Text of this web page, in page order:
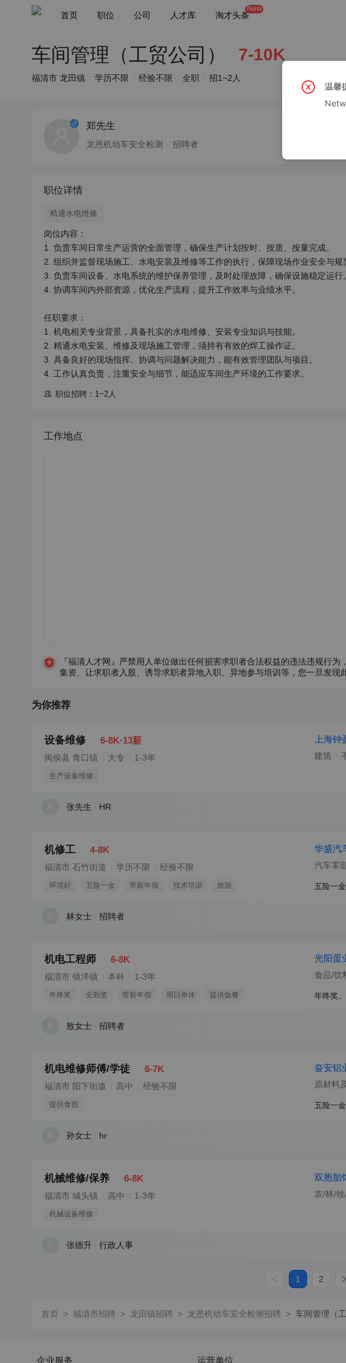
首页 职位 公司 人才库 淘才头条
New
车间管理（工贸公司） 7-10K
福清市 龙田镇 学历不限 经验不限 全职 招1~2人
郑先生
龙恩机动车安全检测 招聘者
职位详情
精通水电维修
岗位内容：
1. 负责车间日常生产运营的全面管理，确保生产计划按时、按质、按量完成。
2. 组织并监督现场施工、水电安装及维修等工作的执行，保障现场作业安全与规
3. 负责车间设备、水电系统的维护保养管理，及时处理故障，确保设施稳定运行。
4. 协调车间内外部资源，优化生产流程，提升工作效率与业绩水平。
任职要求：
1. 机电相关专业背景，具备扎实的水电维修、安装专业知识与技能。
2. 精通水电安装、维修及现场施工管理，须持有有效的焊工操作证。
3. 具备良好的现场指挥、协调与问题解决能力，能有效管理团队与项目。
4. 工作认真负责，注重安全与细节，能适应车间生产环境的工作要求。
职位招聘：1~2人
工作地点
『福清人才网』严禁用人单位做出任何损害求职者合法权益的违法违规行
集资、让求职者入股、诱导求职者异地入职、异地参与培训等，您一旦发现
为你推荐
设备维修 6-8K·13薪
闽侯县 青口镇 大专 1-3年
生产设备维修
上海
建筑
张先生 HR
机修工 4-8K
福清市 石竹街道 学历不限 经验不限
环境好 五险一金 带薪年假 技术培训 旅游
华盛汽
汽车零
五险一
林女士 招聘者
机电工程师 6-8K
福清市 镜洋镇 本科 1-3年
年终奖 全勤奖 带薪年假 周日单休 提供饭餐
光阳蛋
食品/饮
年终奖
敖女士 招聘者
机电维修师傅/学徒 6-7K
福清市 阳下街道 高中 经验不限
提供食宿
奋安铝
原材料
五险一
孙女士 hr
机械维修/保养 6-8K
福清市 城头镇 高中 1-3年
机械设备维修
双胞胎
农/林/
张德升 行政人事
1 2
首页 > 福清市招聘 > 龙田镇招聘 > 龙恩机动车安全检测招聘 > 车间管理（
企业服务 运营单位
温馨